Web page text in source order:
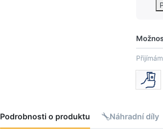
Podrobnosti o produktu Náhradní díly